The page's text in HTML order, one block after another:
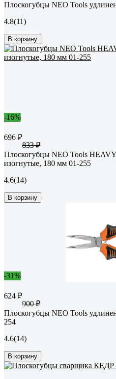
Плоскогубцы NEO Tools
4.8(11)
В корзину
-16%
696 ₽
833 ₽
Плоскогубцы NEO Tools
изогнутые, 180 мм 01-255
4.6(14)
В корзину
-31%
624 ₽
900 ₽
Плоскогубцы NEO Tools
254
4.6(14)
В корзину